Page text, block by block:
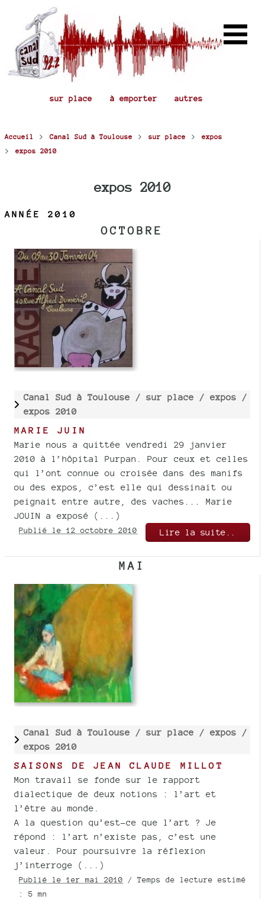
sur place à emporter autres
Accueil > Canal Sud à Toulouse > sur place > expos
> expos 2010
expos 2010
ANNÉE 2010
OCTOBRE
Canal Sud à Toulouse / sur place / expos /
expos 2010
MARIE JUIN
Marie nous a quittée vendredi 29 janvier
2010 à l’hôpital Purpan. Pour ceux et celles
qui l’ont connue ou croisée dans des manifs
ou des expos, c’est elle qui dessinait ou
peignait entre autre, des vaches... Marie
JOUIN a exposé (...)
Publié le 12 octobre 2010 Lire la suite..
MAI
Canal Sud à Toulouse / sur place / expos /
expos 2010
SAISONS DE JEAN CLAUDE MILLOT
Mon travail se fonde sur le rapport
dialectique de deux notions : l’art et
l’être au monde.
A la question qu’est-ce que l’art ? Je
répond : l’art n’existe pas, c’est une
valeur. Pour poursuivre la réflexion
j’interroge (...)
Publié le 1er mai 2010 / Temps de lecture estimé
: 5 mn